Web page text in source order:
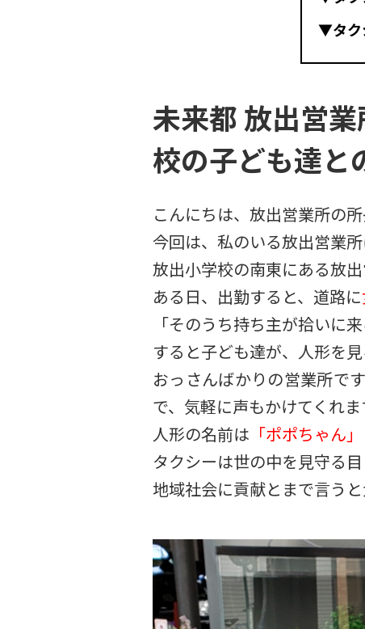
▼タク
未来都 放出営
校の子ども達と
こんにちは、放出営業所の所
今回は、私のいる放出営業
放出小学校の南東にある放
ある日、出勤すると、道路に
「そのうち持ち主が拾いに
すると子ども達が、人形を
おっさんばかりの営業所で
で、気軽に声もかけてくれま
人形の名前は 「ポポちゃん」
タクシーは世の中を見守る
地域社会に貢献とまで言う